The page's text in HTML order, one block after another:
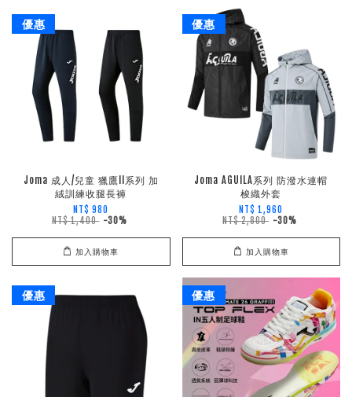
優惠
Joma 成人/兒童 獵鷹II系列 加
絨訓練收腿長褲
NT$ 980
NT$ 1,400 -30%
加入購物車
優惠
Joma AGUILA系列 防潑水連帽
梭織外套
NT$ 1,960
NT$ 2,800 -30%
加入購物車
優惠 優惠